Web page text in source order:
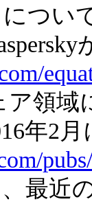
つい
領域
年2
最近